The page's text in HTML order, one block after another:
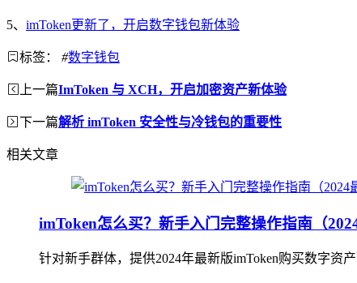
5、 imToken更新了，开启数字钱包新体验
标签： #数字钱包
上一篇ImToken 与 XCH，开启加密资产新体验
下一篇解析 imToken 安全性与冷钱包的重要性
相关文章
imToken怎么买？新手入门完整操作指南（2024
针对新手群体，提供2024年最新版imToken购买数字资